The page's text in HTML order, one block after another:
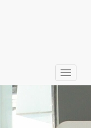
Toggle